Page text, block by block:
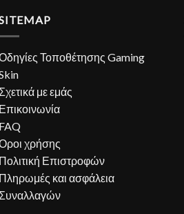
Τοποθέτησης Gaming
Σχετικά με εμάς
Επικοινωνία
FAQ
χρήσης
Πολιτική Επιστροφών
Πληρωμές και ασφάλεια
Συναλλαγών